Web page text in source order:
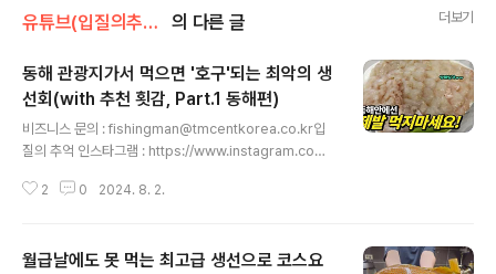
유튜브(입질의추억tv) 의 다른 글 더보기
동해 관광지가서 먹으면 '호구'되는 최악의 생
선회(with 추천 횟감, Part.1 동해편)
비즈니스 문의 : fishingman@tmcentkorea.co.kr입
질의 추억 인스타그램 : https://www.instagram.com/
com/slds2입질의 추억 티스토리 블로그 : https://slds
s://www.youtube.com/입질의추억tv 피서철을 맞이하
2 0 2024. 8. 2.
월급날에도 못 먹는 최고급 생선으로 코스요